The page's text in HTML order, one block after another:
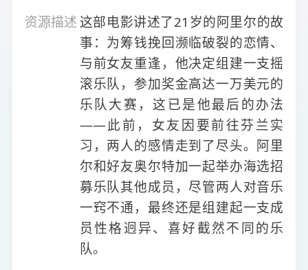
资源描述 这部电影讲述了21岁的阿里尔的故
事：为筹钱挽回濒临破裂的恋情、
与前女友重逢，他决定组建一支摇
滚乐队，参加奖金高达一万美元的
乐队大赛，这已是他最后的办法
——此前，女友因要前往芬兰实
习，两人的感情走到了尽头。阿里
尔和好友奥尔特加一起举办海选招
募乐队其他成员，尽管两人对音乐
一窍不通，最终还是组建起一支成
员性格迥异、喜好截然不同的乐
队。